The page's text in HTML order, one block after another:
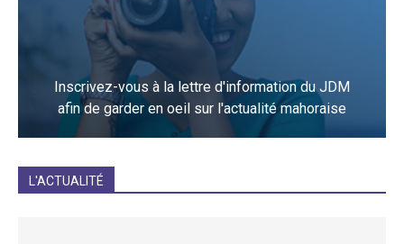
Inscrivez-vous à la lettre d'information du JDM
afin de garder en oeil sur l'actualité mahoraise
L'ACTUALITÉ